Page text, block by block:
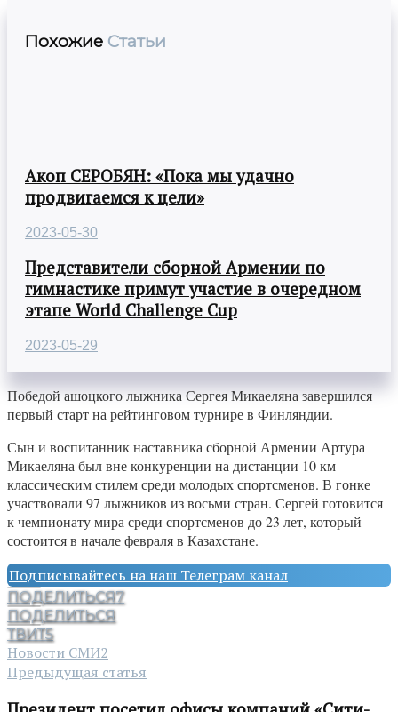
Похожие Статьи
Акоп СЕРОБЯН: «Пока мы удачно
продвигаемся к цели»
2023-05-30
Представители сборной Армении по
гимнастике примут участие в очередном
этапе World Challenge Cup
2023-05-29
Победой ашоцкого лыжника Сергея Микаеляна завершился
первый старт на рейтинговом турнире в Финляндии.
Сын и воспитанник наставника сборной Армении Артура
Микаеляна был вне конкуренции на дистанции 10 км
классическим стилем среди молодых спортсменов. В гонке
участвовали 97 лыжников из восьми стран. Сергей готовится
к чемпионату мира среди спортсменов до 23 лет, который
состоится в начале февраля в Казахстане.
Подписывайтесь на наш Телеграм канал
ПОДЕЛИТЬСЯ7
ПОДЕЛИТЬСЯ
ТВИТ5
Новости СМИ2
Предыдущая статья